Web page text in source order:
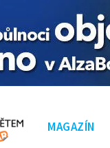
MAGAZÍN